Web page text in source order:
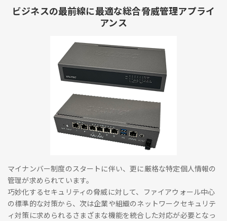
ビジネスの最前線に最適な総合脅威管理アプライ
アンス
マイナンバー制度のスタートに伴い、更に厳格な特定個人情報の
管理が求められています。
巧妙化するセキュリティの脅威に対して、ファイアウォール中心
の標準的な対策から、次は企業や組織のネットワークセキュリテ
ィ対策に求められるさまざまな機能を統合した対応が必要となっ